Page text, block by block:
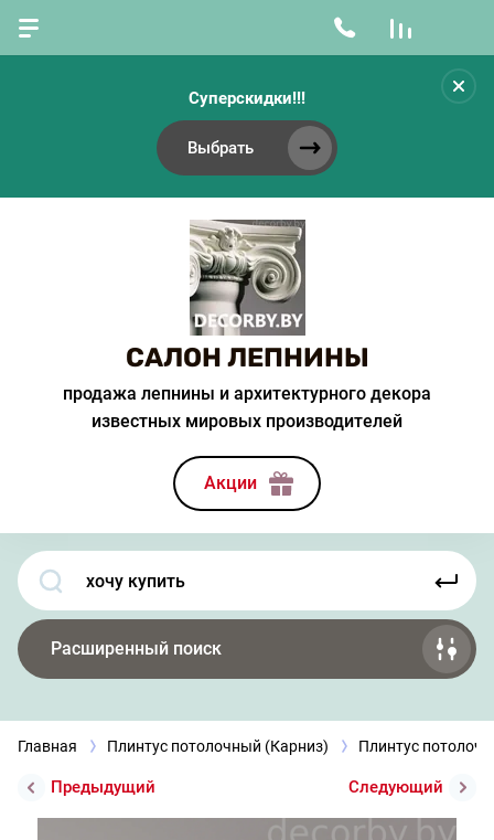
Суперскидки!!!
Выбрать
САЛОН ЛЕПНИНЫ
продажа лепнины и архитектурного декора
известных мировых производителей
Акции
Расширенный поиск
Главная Плинтус потолочный (Карниз) Плинтус
Предыдущий Следующий